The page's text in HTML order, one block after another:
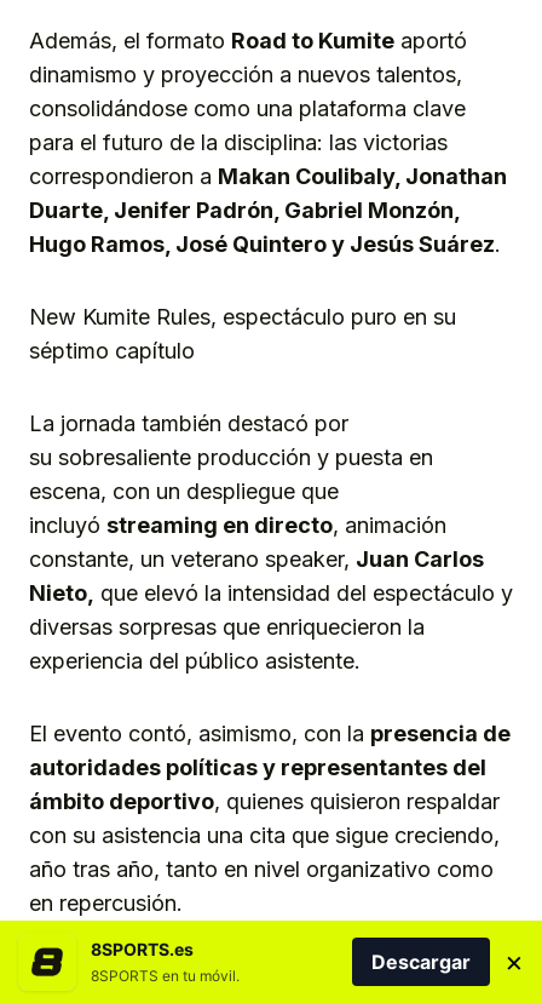
Además, el formato Road to Kumite aportó
dinamismo y proyección a nuevos talentos,
consolidándose como una plataforma clave
para el futuro de la disciplina: las victorias
correspondieron a Makan Coulibaly, Jonathan
Duarte, Jenifer Padrón, Gabriel Monzón,
Hugo Ramos, José Quintero y Jesús Suárez.
New Kumite Rules, espectáculo puro en su
séptimo capítulo
La jornada también destacó por
su sobresaliente producción y puesta en
escena, con un despliegue que
incluyó streaming en directo, animación
constante, un veterano speaker, Juan Carlos
Nieto, que elevó la intensidad del espectáculo y
diversas sorpresas que enriquecieron la
experiencia del público asistente.
El evento contó, asimismo, con la presencia de
autoridades políticas y representantes del
ámbito deportivo, quienes quisieron respaldar
con su asistencia una cita que sigue creciendo,
año tras año, tanto en nivel organizativo como
en repercusión.
El consejero de Deportes del Cabildo de Gran
8SPORTS.es
8SPORTS en tu móvil.
Descargar ×